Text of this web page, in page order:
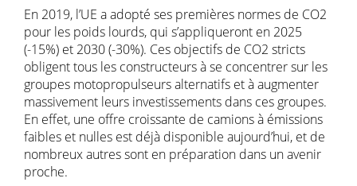
En 2019, l’UE a adopté ses premières normes de CO2
pour les poids lourds, qui s’appliqueront en 2025
(-15%) et 2030 (-30%). Ces objectifs de CO2 stricts
obligent tous les constructeurs à se concentrer sur les
groupes motopropulseurs alternatifs et à augmenter
massivement leurs investissements dans ces groupes.
En effet, une offre croissante de camions à émissions
faibles et nulles est déjà disponible aujourd’hui, et de
nombreux autres sont en préparation dans un avenir
proche.